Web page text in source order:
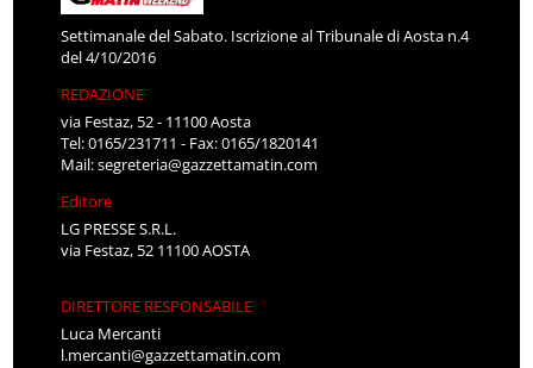
Settimanale del Sabato. Iscrizione al Tribunale di Aosta n.4
del 4/10/2016
REDAZIONE
via Festaz, 52 - 11100 Aosta
Tel: 0165/231711 - Fax: 0165/1820141
Mail:segreteria@gazzettamatin.com
Editore
LG PRESSE S.R.L.
via Festaz, 52 11100 AOSTA
DIRETTORE RESPONSABILE
Luca Mercanti
l.mercanti@gazzettamatin.com